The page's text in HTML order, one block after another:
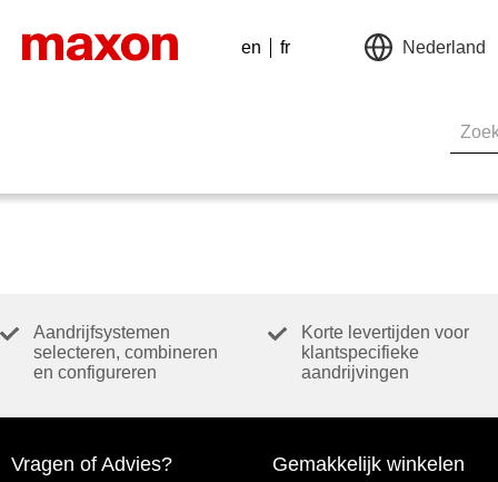
en fr Nederland
Aandrijfsystemen
selecteren, combineren
en configureren
Korte levertijden voor
klantspecifieke
aandrijvingen
Vragen of Advies? Gemakkelijk winkelen